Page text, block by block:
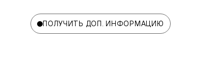
ПОЛУЧИТЬ ДОП. ИНФОРМАЦИЮ